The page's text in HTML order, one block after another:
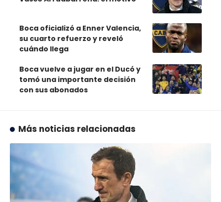
Boca oficializó a Enner Valencia,
su cuarto refuerzo y reveló
cuándo llega
Boca vuelve a jugar en el Ducó y
tomó una importante decisión
con sus abonados
Más noticias relacionadas